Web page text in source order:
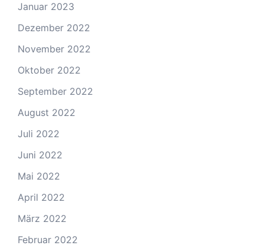
Januar 2023
Dezember 2022
November 2022
Oktober 2022
September 2022
August 2022
Juli 2022
Juni 2022
Mai 2022
April 2022
März 2022
Februar 2022